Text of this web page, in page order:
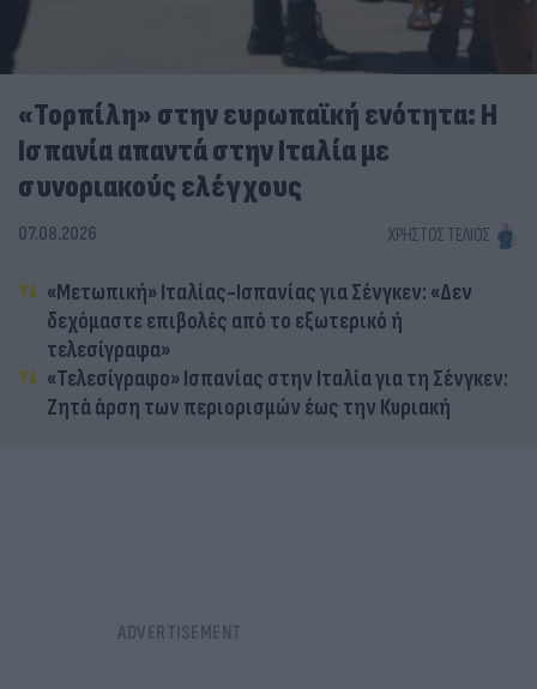
«Τορπίλη» στην ευρωπαϊκή ενότητα: Η
Ισπανία απαντά στην Ιταλία με
συνοριακούς ελέγχους
07.08.2026 ΧΡΉΣΤΟΣ ΤΈΛΙΟΣ
«Μετωπική» Ιταλίας-Ισπανίας για Σένγκεν: «Δεν
δεχόμαστε επιβολές από το εξωτερικό ή
τελεσίγραφα»
«Τελεσίγραφο» Ισπανίας στην Ιταλία για τη Σένγκεν:
Ζητά άρση των περιορισμών έως την Κυριακή